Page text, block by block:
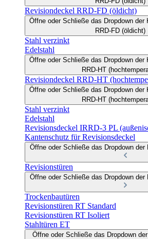
Revisiondeckel RRD-FD (öldicht)
Öffne oder Schließe das Dropdown der
RRD-FD (öldicht)
Stahl verzinkt
Edelstahl
Öffne oder Schließe das Dropdown der
RRD-HT
Revisiondeckel RRD-HT
Öffne oder Schließe das Dropdown der
RRD-HT
Stahl verzinkt
Edelstahl
Revisionsdeckel IRRD-3 PL
Kantenschutz für Revisionsdeckel
Öffne oder Schließe das Dropdown der
Revisionstüren
Öffne oder Schließe das Dropdown der
Trockenbautüren
Revisionstüren RT Standard
Revisionstüren RT Isoliert
Stahltüren ET
Öffne oder Schließe das Dropdown